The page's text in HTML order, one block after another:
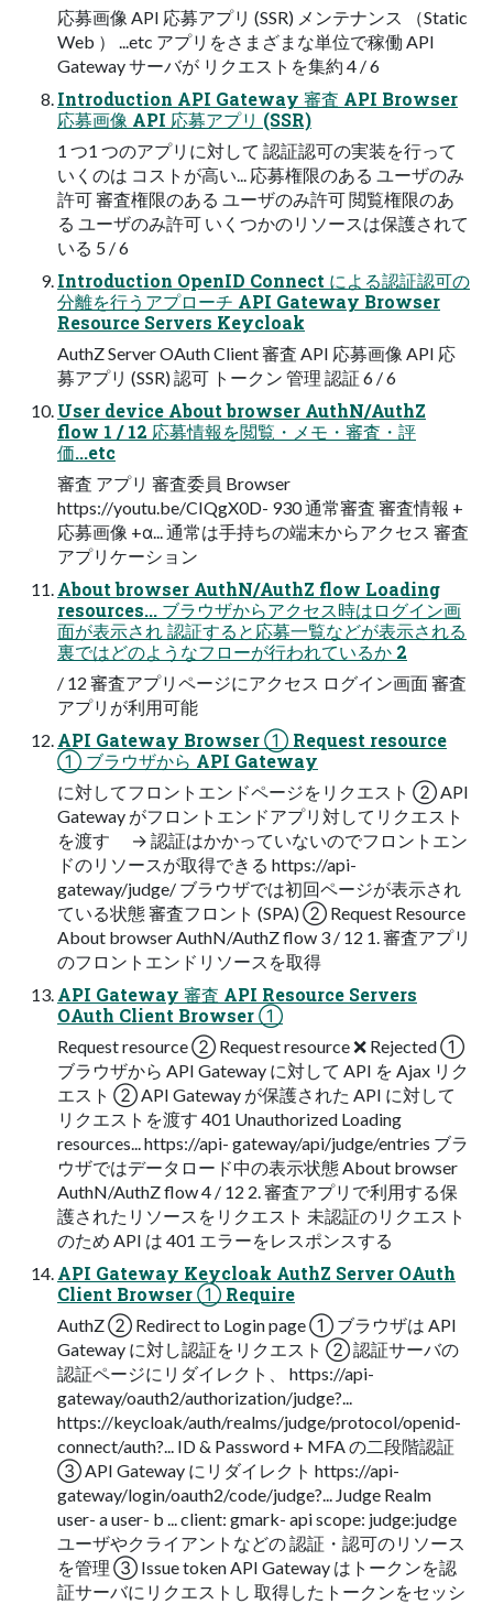
応募画像 API 応募アプリ (SSR) メンテナンス （Static
Web ） ...etc アプリをさまざまな単位で稼働 API
Gateway サーバが リクエストを集約 4 / 6
Introduction API Gateway 審査 API Browser
応募画像 API 応募アプリ (SSR)
1 つ1 つのアプリに対して 認証認可の実装を行って
いくのは コストが高い... 応募権限のある ユーザのみ
許可 審査権限のある ユーザのみ許可 閲覧権限のあ
る ユーザのみ許可 いくつかのリソースは保護されて
いる 5 / 6
Introduction OpenID Connect による認証認可の
分離を行うアプローチ API Gateway Browser
Resource Servers Keycloak
AuthZ Server OAuth Client 審査 API 応募画像 API 応
募アプリ (SSR) 認可 トークン 管理 認証 6 / 6
User device About browser AuthN/AuthZ
flow 1 / 12 応募情報を閲覧・メモ・審査・評
価...etc
審査 アプリ 審査委員 Browser
https://youtu.be/CIQgX0D-​ 930 通常審査 審査情報 +
応募画像 +α... 通常は手持ちの端末からアクセス 審査
アプリケーション
About browser AuthN/AuthZ flow Loading
resources... ブラウザからアクセス時はログイン画
面が表示され 認証すると応募一覧などが表示される
裏ではどのようなフローが行われているか 2
/ 12 審査アプリページにアクセス ログイン画面 審査
アプリが利用可能
API Gateway Browser ① Request resource
① ブラウザから API Gateway
に対してフロントエンドページをリクエスト ② API
Gateway がフロントエンドアプリ対してリクエスト
を渡す → 認証はかかっていないのでフロントエン
ドのリソースが取得できる https://api-​
gateway/judge/ ブラウザでは初回ページが表示され
ている状態 審査フロント (SPA) ② Request Resource
About browser AuthN/AuthZ flow 3 / 12 1. 審査アプリ
のフロントエンドリソースを取得
API Gateway 審査 API Resource Servers
OAuth Client Browser ①
Request resource ② Request resource ❌ Rejected ①
ブラウザから API Gateway に対して API を Ajax リク
エスト ② API Gateway が保護された API に対して
リクエストを渡す 401 Unauthorized Loading
resources... https://api-​ gateway/api/judge/entries ブラ
ウザではデータロード中の表示状態 About browser
AuthN/AuthZ flow 4 / 12 2. 審査アプリで利用する保
護されたリソースをリクエスト 未認証のリクエスト
のため API は 401 エラーをレスポンスする
API Gateway Keycloak AuthZ Server OAuth
Client Browser ① Require
AuthZ ② Redirect to Login page ① ブラウザは API
Gateway に対し認証をリクエスト ② 認証サーバの
認証ページにリダイレクト、 https://api-​
gateway/oauth2/authorization/judge?...
https://keycloak/auth/realms/judge/protocol/openid-​
connect/auth?... ID & Password + MFA の二段階認証
③ API Gateway にリダイレクト https://api-​
gateway/login/oauth2/code/judge?... Judge Realm
user-​ a user-​ b ... client: gmark-​ api scope: judge:judge
ユーザやクライアントなどの 認証・認可のリソース
を管理 ③ Issue token API Gateway はトークンを認
証サーバにリクエストし 取得したトークンをセッシ